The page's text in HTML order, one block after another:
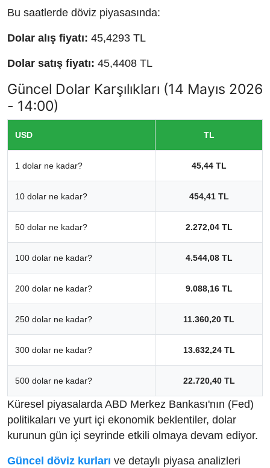
Bu saatlerde döviz piyasasında:
Dolar alış fiyatı: 45,4293 TL
Dolar satış fiyatı: 45,4408 TL
Güncel Dolar Karşılıkları (14 Mayıs 2026
- 14:00)
USD TL
1 dolar ne kadar? 45,44 TL
10 dolar ne kadar? 454,41 TL
50 dolar ne kadar? 2.272,04 TL
100 dolar ne kadar? 4.544,08 TL
200 dolar ne kadar? 9.088,16 TL
250 dolar ne kadar? 11.360,20 TL
300 dolar ne kadar? 13.632,24 TL
500 dolar ne kadar? 22.720,40 TL
Küresel piyasalarda ABD Merkez Bankası'nın (Fed)
politikaları ve yurt içi ekonomik beklentiler, dolar
kurunun gün içi seyrinde etkili olmaya devam ediyor.
Güncel döviz kurları ve detaylı piyasa analizleri